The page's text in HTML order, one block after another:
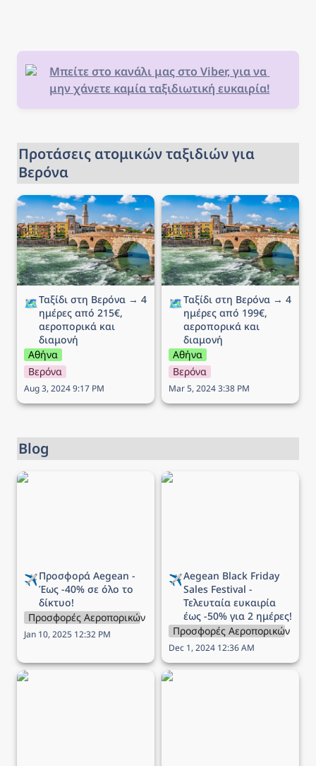
Μπείτε στο κανάλι μας στο Viber, για να
μην χάνετε καμία ταξιδιωτική ευκαιρία!
Προτάσεις ατομικών ταξιδιών για
Βερόνα
Ταξίδι στη Βερόνα → 4
ημέρες από 215€,
αεροπορικά και διαμονή
🗺️Ταξίδι στη Βερόνα → 4
ημέρες από 215€,
αεροπορικά και
διαμονή
Αθήνα
Βερόνα
Aug 3, 2024 9:17 PM
Ταξίδι στη Βερόνα → 4
ημέρες από 199€,
αεροπορικά και διαμονή
🗺️Ταξίδι στη Βερόνα → 4
ημέρες από 199€,
αεροπορικά και
διαμονή
Αθήνα
Βερόνα
Mar 5, 2024 3:38 PM
Blog
Προσφορά Aegean - Έως
✈️
Έως -40% σε όλο το
δίκτυο!
Προσφορές Αεροπορικών Εταιρειών
Jan 10, 2025 12:32 PM
Aegean Black Friday Sales
✈️Aegean Black Friday
Sales Festival -
Τελευταία ευκαιρία
έως -50% για 2 ημέρες!
Προσφορές Αεροπορικών
Dec 1, 2024 12:36 AM
Aegean Black Friday Sales
Aegean Black Friday Sales